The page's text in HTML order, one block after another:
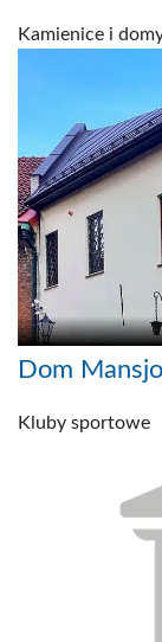
Kamienice i
Dom
Kluby sportowe